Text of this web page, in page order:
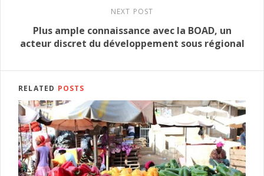
NEXT POST
Plus ample connaissance avec la BOAD, un
acteur discret du développement sous régional
RELATED POSTS